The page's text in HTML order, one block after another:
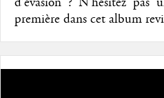
première dans cet album